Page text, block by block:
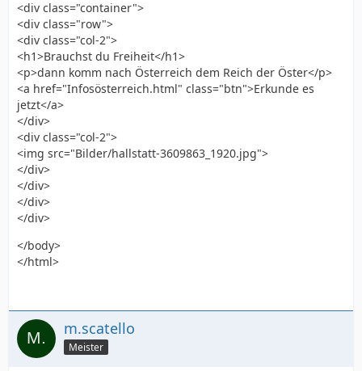
<div class="container">
<div class="row">
<div class="col-2">
<h1>Brauchst du Freiheit</h1>
<p>dann komm nach Österreich dem Reich der Öster</p>
<a href="Infosösterreich.html" class="btn">Erkunde es
jetzt</a>
</div>
<div class="col-2">
<img src="Bilder/hallstatt-3609863_1920.jpg">
</div>
</div>
</div>
</div>
</body>
</html>
m.scatello
Meister